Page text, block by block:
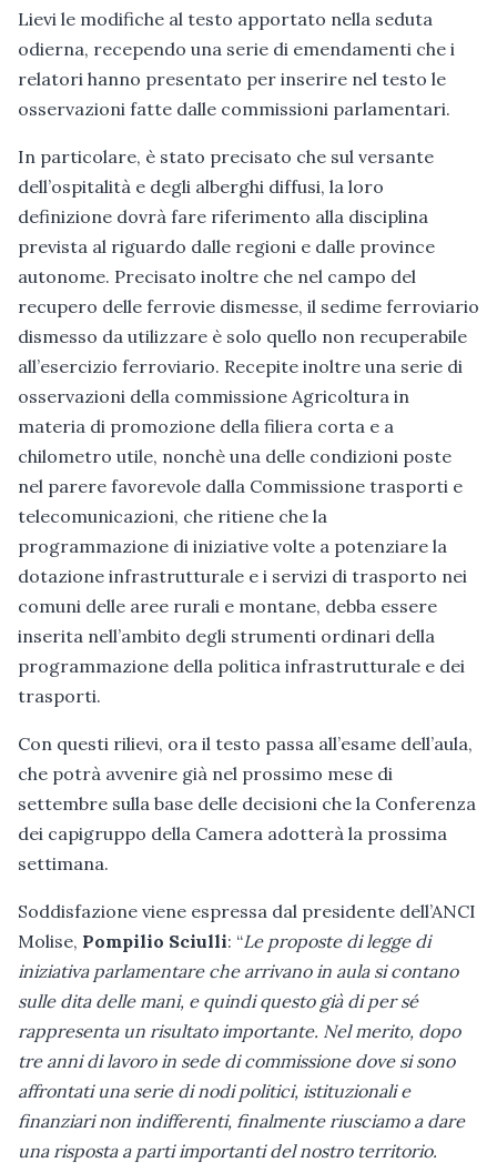
Lievi le modifiche al testo apportato nella seduta
odierna, recependo una serie di emendamenti che i
relatori hanno presentato per inserire nel testo le
osservazioni fatte dalle commissioni parlamentari.
In particolare, è stato precisato che sul versante
dell’ospitalità e degli alberghi diffusi, la loro
definizione dovrà fare riferimento alla disciplina
prevista al riguardo dalle regioni e dalle province
autonome. Precisato inoltre che nel campo del
recupero delle ferrovie dismesse, il sedime ferroviario
dismesso da utilizzare è solo quello non recuperabile
all’esercizio ferroviario. Recepite inoltre una serie di
osservazioni della commissione Agricoltura in
materia di promozione della filiera corta e a
chilometro utile, nonchè una delle condizioni poste
nel parere favorevole dalla Commissione trasporti e
telecomunicazioni, che ritiene che la
programmazione di iniziative volte a potenziare la
dotazione infrastrutturale e i servizi di trasporto nei
comuni delle aree rurali e montane, debba essere
inserita nell’ambito degli strumenti ordinari della
programmazione della politica infrastrutturale e dei
trasporti.
Con questi rilievi, ora il testo passa all’esame dell’aula,
che potrà avvenire già nel prossimo mese di
settembre sulla base delle decisioni che la Conferenza
dei capigruppo della Camera adotterà la prossima
settimana.
Soddisfazione viene espressa dal presidente dell’ANCI
Molise, Pompilio Sciulli: “Le proposte di legge di
iniziativa parlamentare che arrivano in aula si contano
sulle dita delle mani, e quindi questo già di per sé
rappresenta un risultato importante. Nel merito, dopo
tre anni di lavoro in sede di commissione dove si sono
affrontati una serie di nodi politici, istituzionali e
finanziari non indifferenti, finalmente riusciamo a dare
una risposta a parti importanti del nostro territorio.